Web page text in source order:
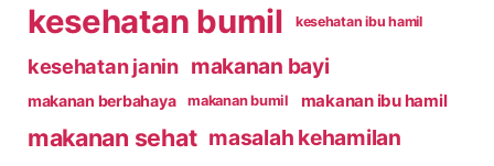
kesehatan bumil kesehatan ibu hamil
kesehatan janin makanan bayi
makanan berbahaya makanan bumil makanan ibu hamil
makanan sehat masalah kehamilan